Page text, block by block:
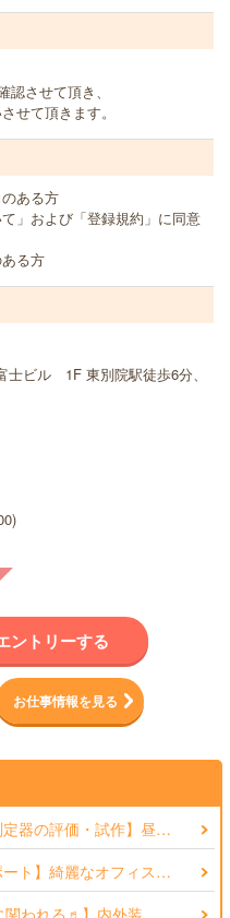
させて頂き、
せて頂きます。
ある方
」および「登録規約」に同意
る方
ビル 1F 東別院駅徒歩6分、
ントリーする
お仕事情報を見る
器の評価・試作】昼…
ート】綺麗なオフィス…
関われる♬】内外装…